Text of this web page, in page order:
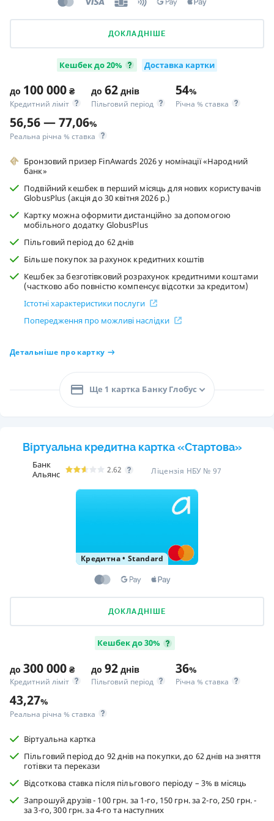
ДОКЛАДНІШЕ
Кешбек до 20% Доставка картки
до 100 000 ₴
Кредитний ліміт
до 62 днів
Пільговий період
54%
Річна % ставка
56,56 — 77,06%
Реальна річна % ставка
Бронзовий призер FinAwards 2026 у номінації «Народний
банк»
Подвійний кешбек в перший місяць для нових користувачів
GlobusPlus (акція до 30 квітня 2026 р.)
Картку можна оформити дистанційно за допомогою
мобільного додатку GlobusPlus
Пільговий період до 62 днів
Більше покупок за рахунок кредитних коштів
Кешбек за безготівковий розрахунок кредитними коштами
(частково або повністю компенсує відсотки за кредитом)
Істотні характеристики послуги
Попередження про можливі наслідки
Детальніше про картку
Ще 1 картка Банку Глобус
Віртуальна кредитна картка «Стартова»
Банк
Альянс
2.62 Ліцензія НБУ № 97
Кредитна• Standard
ДОКЛАДНІШЕ
Кешбек до 30%
до 300 000 ₴
Кредитний ліміт
до 92 днів
Пільговий період
36%
Річна % ставка
43,27%
Реальна річна % ставка
Віртуальна картка
Пільговий період до 92 днів на покупки, до 62 днів на зняття
готівки та перекази
Відсоткова ставка після пільгового періоду – 3% в мiсяць
Запрошуй друзів - 100 грн. за 1-го, 150 грн. за 2-го, 250 грн. -
за 3-го, 300 грн. за 4-го та наступних